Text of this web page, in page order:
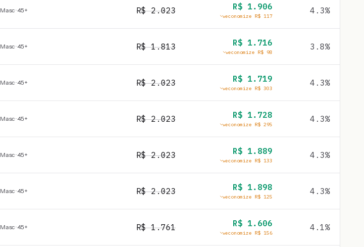
Masc · 45+ R$2.023 R$ 1.906
economize R$ 117
4.3%
Masc · 45+ R$1.813 R$ 1.716
economize R$ 98
3.8%
Masc · 45+ R$2.023 R$ 1.719
economize R$ 303
4.3%
Masc · 45+ R$2.023 R$ 1.728
economize R$ 295
4.3%
Masc · 45+ R$2.023 R$ 1.889
economize R$ 133
4.3%
Masc · 45+ R$2.023 R$ 1.898
economize R$ 125
4.3%
Masc · 45+ R$1.761 R$ 1.606
economize R$ 156
4.1%